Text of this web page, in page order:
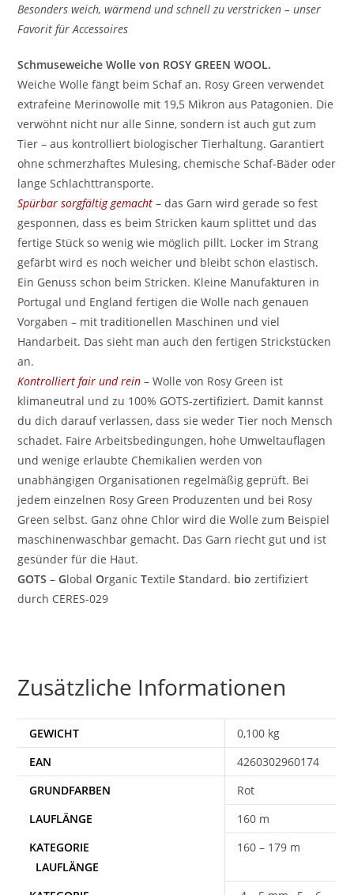
Besonders weich, wärmend und schnell zu verstricken – unser
Favorit für Accessoires
Schmuseweiche Wolle von ROSY GREEN WOOL.
Weiche Wolle fängt beim Schaf an. Rosy Green verwendet
extrafeine Merinowolle mit 19,5 Mikron aus Patagonien. Die
verwöhnt nicht nur alle Sinne, sondern ist auch gut zum
Tier – aus kontrolliert biologischer Tierhaltung. Garantiert
ohne schmerzhaftes Mulesing, chemische Schaf-Bäder oder
lange Schlachttransporte.
Spürbar sorgfältig gemacht – das Garn wird gerade so fest
gesponnen, dass es beim Stricken kaum splittet und das
fertige Stück so wenig wie möglich pillt. Locker im Strang
gefärbt wird es noch weicher und bleibt schön elastisch.
Ein Genuss schon beim Stricken. Kleine Manufakturen in
Portugal und England fertigen die Wolle nach genauen
Vorgaben – mit traditionellen Maschinen und viel
Handarbeit. Das sieht man auch den fertigen Strickstücken
an.
Kontrolliert fair und rein – Wolle von Rosy Green ist
klimaneutral und zu 100% GOTS-zertifiziert. Damit kannst
du dich darauf verlassen, dass sie weder Tier noch Mensch
schadet. Faire Arbeitsbedingungen, hohe Umweltauflagen
und wenige erlaubte Chemikalien werden von
unabhängigen Organisationen regelmäßig geprüft. Bei
jedem einzelnen Rosy Green Produzenten und bei Rosy
Green selbst. Ganz ohne Chlor wird die Wolle zum Beispiel
maschinenwaschbar gemacht. Das Garn riecht gut und ist
gesünder für die Haut.
GOTS –GlobalOrganicTextileStandard. bio zertifiziert
durch CERES-029
Zusätzliche Informationen
GEWICHT
0,100 kg
EAN
4260302960174
Rot
160 m
160 – 179 m